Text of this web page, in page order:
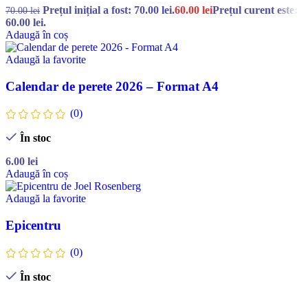
70.00lei Prețul inițial a fost: 70.00 lei.60.00 leiPrețul curent este:
60.00 lei.
Adaugă în coș
Adaugă la favorite
Calendar de perete 2026 – Format A4
(0)
În stoc
6.00 lei
Adaugă în coș
Adaugă la favorite
Epicentru
(0)
În stoc